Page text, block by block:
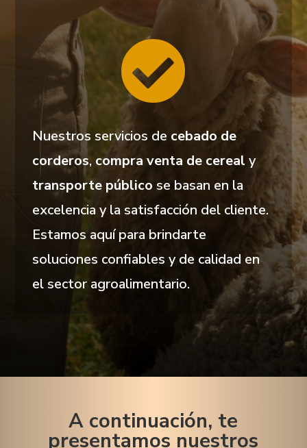

Nuestros servicios de cebado de
corderos, compra venta de cereal y
transporte público se basan en la
excelencia y la satisfacción del cliente.
Estamos aquí para brindarte
soluciones confiables y de calidad en
el sector agroalimentario.
A continuación, te
presentamos nuestros